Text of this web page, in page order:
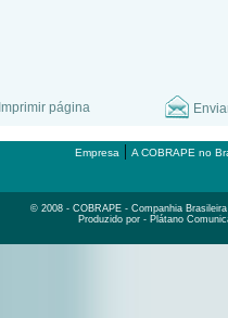
Imprimir página
Empresa | A COBRAPE no
© 2008 - COBRAPE - Companhia
Produzido por - Plátano